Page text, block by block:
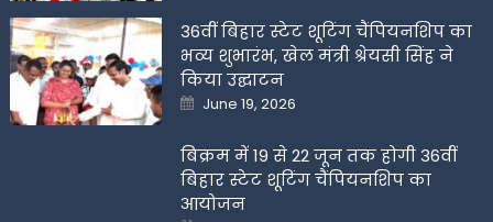
36वीं बिहार स्टेट शूटिंग चैंपियनशिप का
भव्य शुभारंभ, खेल मंत्री श्रेयसी सिंह ने
किया उद्घाटन
Posted
on
June 19, 2026
बिक्रम में 19 से 22 जून तक होगी 36वीं
बिहार स्टेट शूटिंग चैंपियनशिप का
आयोजन